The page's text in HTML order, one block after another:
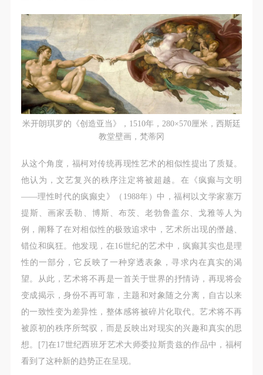
米开朗琪罗的《创造亚当》，1510年，280×570厘米，西斯廷
教堂壁画，梵蒂冈
从这个角度，福柯对传统再现性艺术的相似性提出了质疑。
他认为，文艺复兴的秩序注定将被超越。在《疯癫与文明
——理性时代的疯癫史》（1988年）中，福柯以文学家塞万
提斯、画家丢勒、博斯、布茨、老勃鲁盖尔、戈雅等人为
例，阐释了在对相似性的极致追求中，艺术所出现的僭越、
错位和疯狂。他发现，在16世纪的艺术中，疯癫其实也是理
性的一部分，它反映了一种穿透表象，寻求内在真实的渴
望。从此，艺术将不再是一首关于世界的抒情诗，再现将会
变成揭示，身份不再可靠，主题和对象随之分离，自古以来
的一致性变为差异性，整体感将被碎片化取代。艺术将不再
被原初的秩序所驾驭，而是反映出对现实的兴趣和真实的思
想。[7]在17世纪西班牙艺术大师委拉斯贵兹的作品中，福柯
看到了这种新的趋势正在呈现。
根据《中华人民共和国广告法》、《中华人民共和国
民法通则》以及 最高人民法院关于贯彻执行 《中华
人民共和国民法通则》若干问题的意见（试行）>的
有关规定，为明确肖像许可方（甲方）和使用方（乙
方）的权利义务关系，经双方友好协商，甲乙双方就
带有甲方肖像的作品的使用达成如下一致协议：
一、 一般约定
（1）、甲方为本协议中的肖像权人，自愿将自己的
途。
（2）、乙方中央美术学院美术馆是一所具有标志
性、专业性、国际化的现代公共美术馆。中央美术学
院美术馆与时代同行，努力塑造一个开放、自由、学
术的空间氛围，竭诚与各单位、企业、机构、艺术家
和观众进行良好互动。以学院的学术研究为基础，积
极策划国际、国内多视角、多领域的展览、论坛及公
共教育活动，为美院师生、中外艺术家以及社会公众
提供一个交流、学习、展示的平台。作为一家公益性
单位，其开展的公共教育活动以学术性和公益性为
主。
（3）、乙方为甲方拍摄中央美术学院公共教育部所
有公教活动。
根据《中华人民共和国广告法》、《中华人民共和国
民法通则》以及 最高人民法院关于贯彻执行 《中华
人民共和国民法通则》若干问题的意见（试行）>的
有关规定，为明确肖像许可方（甲方）和使用方（乙
方）的权利义务关系，经双方友好协商，甲乙双方就
带有甲方肖像的作品的使用达成如下一致协议：
一、 一般约定
（1）、甲方为本协议中的肖像权人，自愿将自己的
途。
（2）、乙方中央美术学院美术馆是一所具有标志
性、专业性、国际化的现代公共美术馆。中央美术学
院美术馆与时代同行，努力塑造一个开放、自由、学
术的空间氛围，竭诚与各单位、企业、机构、艺术家
和观众进行良好互动。以学院的学术研究为基础，积
极策划国际、国内多视角、多领域的展览、论坛及公
共教育活动，为美院师生、中外艺术家以及社会公众
提供一个交流、学习、展示的平台。作为一家公益性
单位，其开展的公共教育活动以学术性和公益性为
主。
（3）、乙方为甲方拍摄中央美术学院公共教育部所
有公教活动。
根据《中华人民共和国广告法》、《中华人民共和国
民法通则》以及 最高人民法院关于贯彻执行 《中华
人民共和国民法通则》若干问题的意见（试行）>的
有关规定，为明确肖像许可方（甲方）和使用方（乙
方）的权利义务关系，经双方友好协商，甲乙双方就
带有甲方肖像的作品的使用达成如下一致协议：
一、 一般约定
（1）、甲方为本协议中的肖像权人，自愿将自己的
途。
（2）、乙方中央美术学院美术馆是一所具有标志
性、专业性、国际化的现代公共美术馆。中央美术学
院美术馆与时代同行，努力塑造一个开放、自由、学
术的空间氛围，竭诚与各单位、企业、机构、艺术家
和观众进行良好互动。以学院的学术研究为基础，积
极策划国际、国内多视角、多领域的展览、论坛及公
共教育活动，为美院师生、中外艺术家以及社会公众
提供一个交流、学习、展示的平台。作为一家公益性
单位，其开展的公共教育活动以学术性和公益性为
主。
（3）、乙方为甲方拍摄中央美术学院公共教育部所
有公教活动。